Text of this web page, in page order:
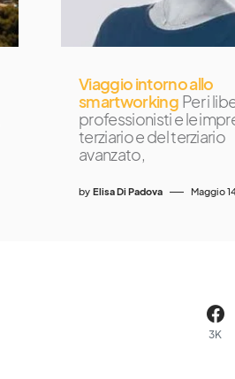
Viaggio intorno allo
smartworking Per i
professionisti e le
terziario e del terziario
avanzato,
by Elisa Di Padova Maggio
3K